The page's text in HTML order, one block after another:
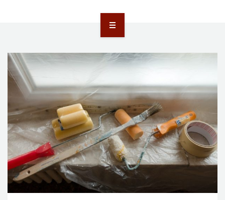
ACTUALITÉS
JURIDIQUE
LA CCA-GE
NOS ACTIONS
CONTACT